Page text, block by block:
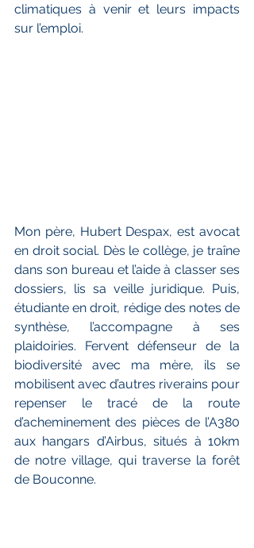
climatiques à venir et leurs impacts
sur l’emploi.
Mon père, Hubert Despax, est avocat
en droit social. Dès le collège, je traîne
dans son bureau et l’aide à classer ses
dossiers, lis sa veille juridique. Puis,
étudiante en droit, rédige des notes de
synthèse, l’accompagne à ses
plaidoiries. Fervent défenseur de la
biodiversité avec ma mère, ils se
mobilisent avec d’autres riverains pour
repenser le tracé de la route
d’acheminement des pièces de l’A380
aux hangars d’Airbus, situés à 10km
de notre village, qui traverse la forêt
de Bouconne.